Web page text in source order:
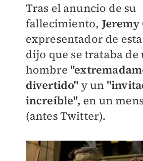
Tras el anuncio de su
fallecimiento,
expresentador de
dijo que se trataba de
hombre
divertido" y un
increíble", en un
(antes Twitter).